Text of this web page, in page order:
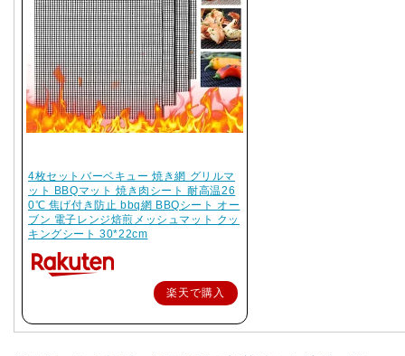
4枚セットバーベキュー 焼き網 グリルマ
ット BBQマット 焼き肉シート 耐高温26
0℃ 焦げ付き防止 bbq網 BBQシート オー
ブン 電子レンジ焙煎メッシュマット クッ
キングシート 30*22cm
楽天で購入